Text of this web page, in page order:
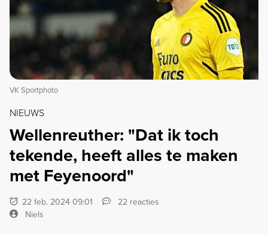
VK Sportphoto
NIEUWS
Wellenreuther: "Dat ik toch
tekende, heeft alles te maken
met Feyenoord"
22 feb. 2024 09:01
22 reacties
Niels